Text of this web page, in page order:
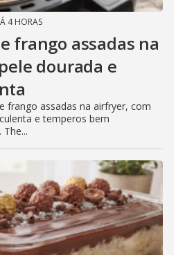
4 HORAS
frango assadas na
dourada e
frango assadas na airfryer, com
e temperos bem